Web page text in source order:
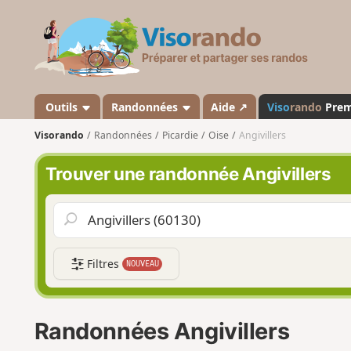
s
a
n
o
Outils Randonnées Aide ↗ Visorando
Visorando Randonnées Picardie Oise Angivillers
Trouver une randonnée Angivillers
Filtres NOUVEAU
Randonnées Angivillers